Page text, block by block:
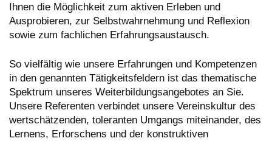
Ihnen die Möglichkeit zum aktiven Erleben und
Ausprobieren, zur Selbstwahrnehmung und Reflexion
sowie zum fachlichen Erfahrungsaustausch.
So vielfältig wie unsere Erfahrungen und Kompetenzen
in den genannten Tätigkeitsfeldern ist das thematische
Spektrum unseres Weiterbildungsangebotes an Sie.
Unsere Referenten verbindet unsere Vereinskultur des
wertschätzenden, toleranten Umgangs miteinander, des
Lernens, Erforschens und der konstruktiven